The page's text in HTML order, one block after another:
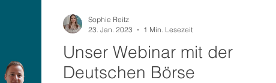
Unser Webinar mit der
Deutschen Börse
Sophie Reitz
23. Jan. 2023
1 Min. Lesezeit